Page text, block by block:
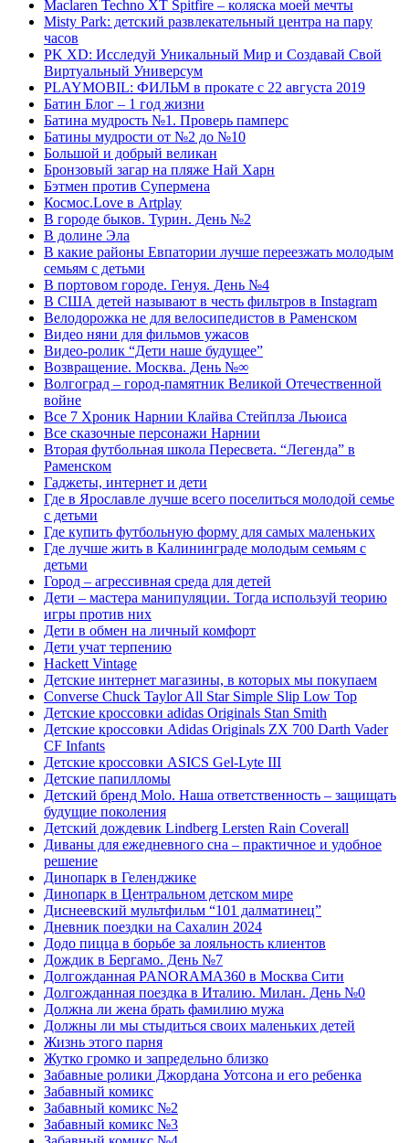
Maclaren Techno XT Spitfire – коляска моей мечты
Misty Park: детский развлекательный центра на пару
часов
PK XD: Исследуй Уникальный Мир и Создавай Свой
Виртуальный Универсум
PLAYMOBIL: ФИЛЬМ в прокате с 22 августа 2019
Батин Блог – 1 год жизни
Батина мудрость №1. Проверь памперс
Батины мудрости от №2 до №10
Большой и добрый великан
Бронзовый загар на пляже Най Харн
Бэтмен против Супермена
Космос.Love в Artplay
В городе быков. Турин. День №2
В долине Эла
В какие районы Евпатории лучше переезжать молодым
семьям с детьми
В портовом городе. Генуя. День №4
В США детей называют в честь фильтров в Instagram
Велодорожка не для велосипедистов в Раменском
Видео няни для фильмов ужасов
Видео-ролик “Дети наше будущее”
Возвращение. Москва. День №∞
Волгоград – город-памятник Великой Отечественной
войне
Все 7 Хроник Нарнии Клайва Стейплза Льюиса
Все сказочные персонажи Нарнии
Вторая футбольная школа Пересвета. “Легенда” в
Раменском
Гаджеты, интернет и дети
Где в Ярославле лучше всего поселиться молодой семье
с детьми
Где купить футбольную форму для самых маленьких
Где лучше жить в Калининграде молодым семьям с
детьми
Город – агрессивная среда для детей
Дети – мастера манипуляции. Тогда используй теорию
игры против них
Дети в обмен на личный комфорт
Дети учат терпению
Hackett Vintage
Детские интернет магазины, в которых мы покупаем
Converse Chuck Taylor All Star Simple Slip Low Top
Детские кроссовки adidas Originals Stan Smith
Детские кроссовки Adidas Originals ZX 700 Darth Vader
CF Infants
Детские кроссовки ASICS Gel-Lyte III
Детские папилломы
Детский бренд Molo. Наша ответственность – защищать
будущие поколения
Детский дождевик Lindberg Lersten Rain Coverall
Диваны для ежедневного сна – практичное и удобное
решение
Динопарк в Геленджике
Динопарк в Центральном детском мире
Диснеевский мультфильм “101 далматинец”
Дневник поездки на Сахалин 2024
Додо пицца в борьбе за лояльность клиентов
Дождик в Бергамо. День №7
Долгожданная PANORAMA360 в Москва Сити
Долгожданная поездка в Италию. Милан. День №0
Должна ли жена брать фамилию мужа
Должны ли мы стыдиться своих маленьких детей
Жизнь этого парня
Жутко громко и запредельно близко
Забавные ролики Джордана Уотсона и его ребенка
Забавный комикс
Забавный комикс №2
Забавный комикс №3